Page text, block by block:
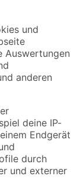
verpassen!